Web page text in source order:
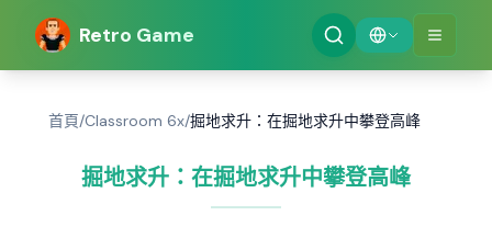
Retro Game
首頁/Classroom 6x/掘地求升：在掘地求升中攀登高峰
掘地求升：在掘地求升中攀登高峰